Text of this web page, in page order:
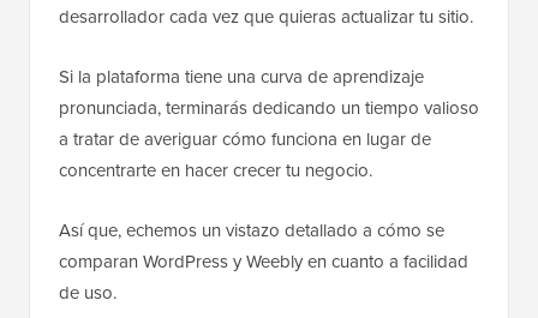
desarrollador cada vez que quieras actualizar tu sitio.
Si la plataforma tiene una curva de aprendizaje
pronunciada, terminarás dedicando un tiempo valioso
a tratar de averiguar cómo funciona en lugar de
concentrarte en hacer crecer tu negocio.
Así que, echemos un vistazo detallado a cómo se
comparan WordPress y Weebly en cuanto a facilidad
de uso.